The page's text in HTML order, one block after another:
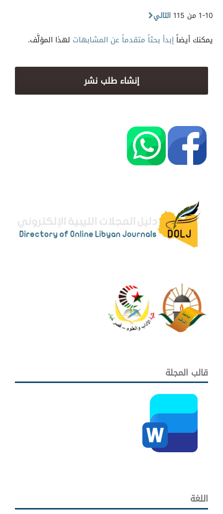
1-10 من 115
التالي
يمكنك أيضاًإبدأ بحثاً متقدماً عن المشابهات لهذا المؤلَّف.
إنشاء طلب نشر
قالب المجلة
اللغة